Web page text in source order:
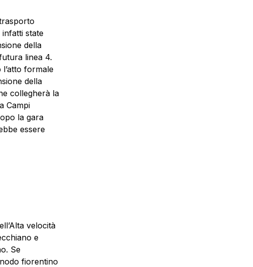
state
della
linea 4.
formale
della
collegherà la
Campi
la gara
essere
velocità
e
Se
fiorentino